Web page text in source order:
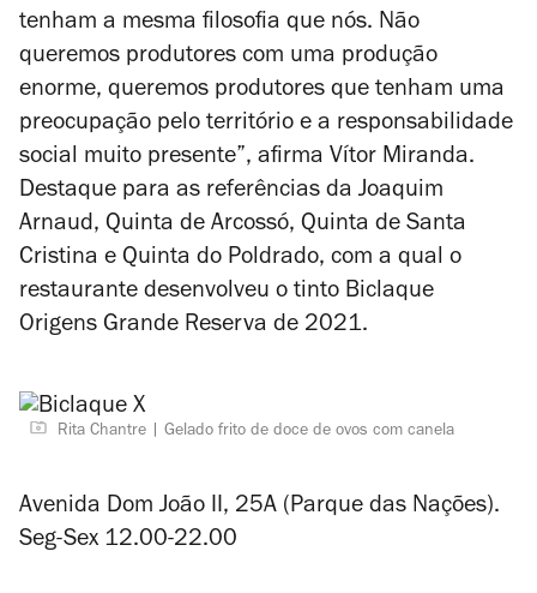
tenham a mesma filosofia que nós. Não
queremos produtores com uma produção
enorme, queremos produtores que tenham uma
preocupação pelo território e a responsabilidade
social muito presente”, afirma Vítor Miranda.
Destaque para as referências da Joaquim
Arnaud, Quinta de Arcossó, Quinta de Santa
Cristina e Quinta do Poldrado, com a qual o
restaurante desenvolveu o tinto Biclaque
Origens Grande Reserva de 2021.
Rita Chantre Gelado frito de doce de ovos com canela
Avenida Dom João II, 25A (Parque das Nações).
Seg-Sex 12.00-22.00